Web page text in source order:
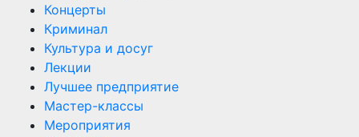
Концерты
Криминал
Культура и досуг
Лекции
Лучшее предприятие
Мастер-классы
Мероприятия